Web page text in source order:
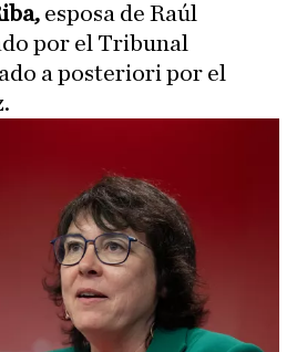
esposa de Raúl
por el Tribunal
a posteriori por el